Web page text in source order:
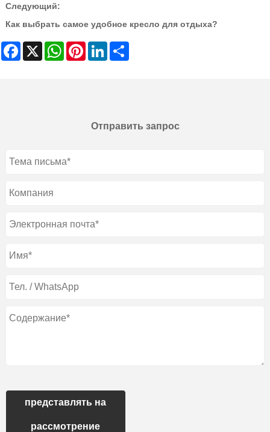
Следующий:
Как выбрать самое удобное кресло для отдыха?
Facebook
X WhatsAppPinterestLinkedIn
Отправить запрос
представлять на
рассмотрение